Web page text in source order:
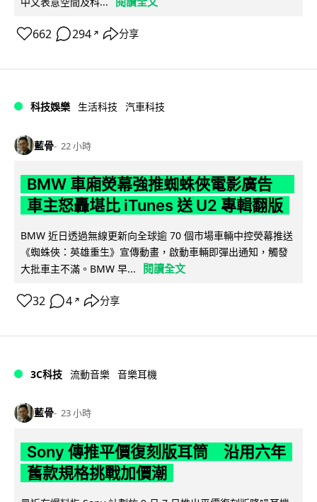
662 294 ↗ 分享
科技娛樂 生活科技 汽車科技
藍骨 22 小時
BMW 車廂熒幕強推蜘蛛俠電影廣告
車主怒轟堪比 iTunes 送 U2 專輯翻版
BMW 近日透過無線更新向全球逾 70 個市場車輛中控熒幕推送
《蜘蛛俠：英雄重生》宣傳動畫，啟動車輛即彈出通知，觸發
大批車主不滿。BMW 早...
閱讀全文
32 4 ↗ 分享
3C科技 流動音樂 音樂耳機
藍骨 23 小時
Sony 傳推平價復刻版耳筒 沿用六年
舊款規格挑戰加價潮